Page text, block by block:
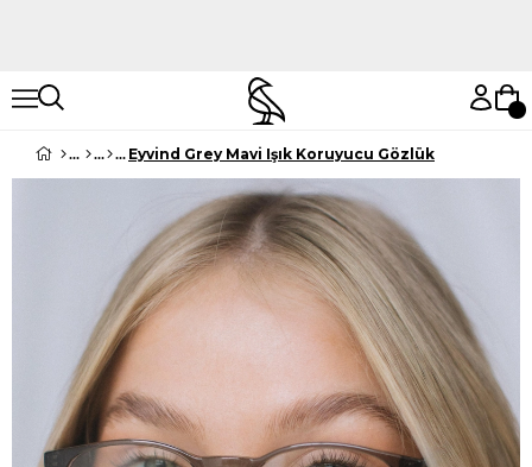
Eyvind Grey Mavi Işık Koruyucu Gözlük